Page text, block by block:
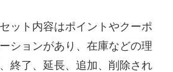
ット内容はポイントやクーポ
ションがあり、在庫などの理
終了、延長、追加、削除され